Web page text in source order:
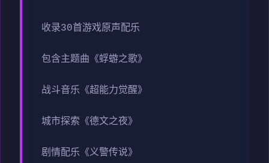
收录30首游戏原声配乐
包含主题曲《蜉蝣之歌》
战斗音乐《超能力觉醒》
城市探索《德文之夜》
剧情配乐《义警传说》